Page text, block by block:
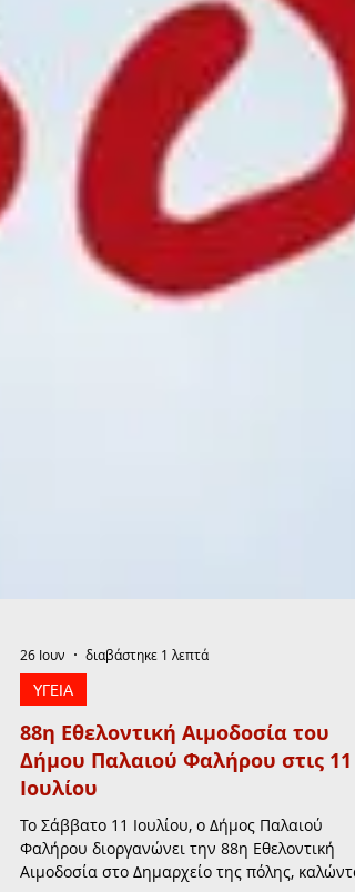
26 Ιουν διαβάστηκε 1 λεπτά
ΥΓΕΙΑ
88η Εθελοντική Αιμοδοσία του
Δήμου Παλαιού Φαλήρου στις 11
Ιουλίου